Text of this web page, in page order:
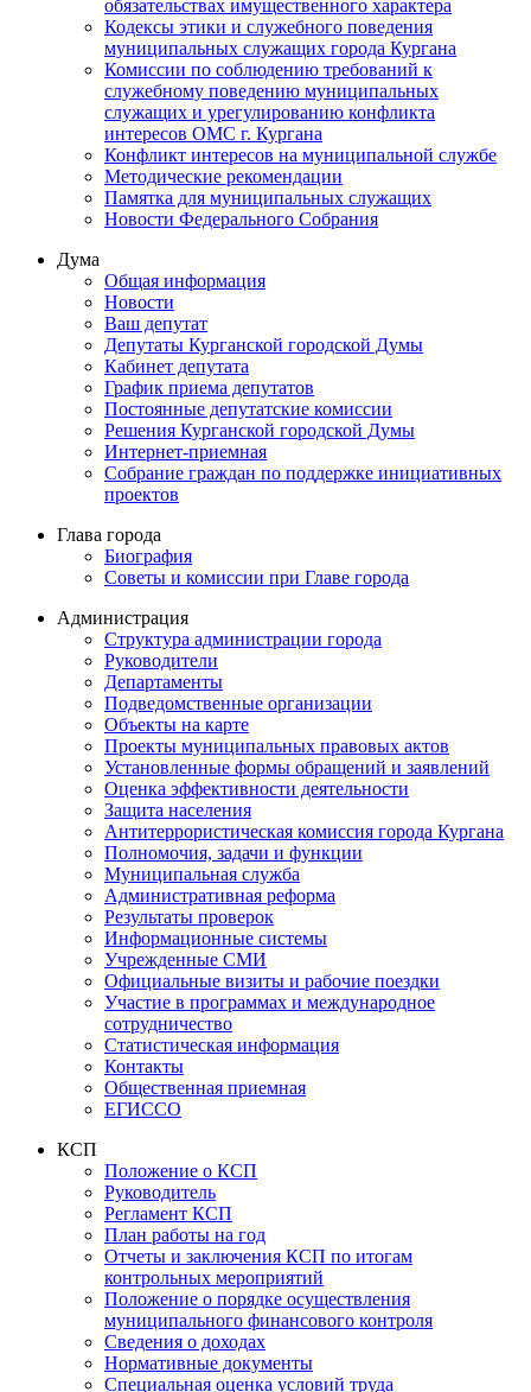
обязательствах имущественного характера
Кодексы этики и служебного поведения
муниципальных служащих города Кургана
Комиссии по соблюдению требований к
служебному поведению муниципальных
служащих и урегулированию конфликта
интересов ОМС г. Кургана
Конфликт интересов на муниципальной службе
Методические рекомендации
Памятка для муниципальных служащих
Новости Федерального Cобрания
Дума
Общая информация
Новости
Ваш депутат
Депутаты Курганской городской Думы
Кабинет депутата
График приема депутатов
Постоянные депутатские комиссии
Решения Курганской городской Думы
Интернет-приемная
Собрание граждан по поддержке инициативных
проектов
Глава города
Биография
Советы и комиссии при Главе города
Администрация
Структура администрации города
Руководители
Департаменты
Подведомственные организации
Объекты на карте
Проекты муниципальных правовых актов
Установленные формы обращений и заявлений
Оценка эффективности деятельности
Защита населения
Антитеррористическая комиссия города Кургана
Полномочия, задачи и функции
Муниципальная служба
Административная реформа
Результаты проверок
Информационные системы
Учрежденные СМИ
Официальные визиты и рабочие поездки
Участие в программах и международное
сотрудничество
Статистическая информация
Контакты
Общественная приемная
ЕГИССО
КСП
Положение о КСП
Руководитель
Регламент КСП
План работы на год
Отчеты и заключения КСП по итогам
контрольных мероприятий
Положение о порядке осуществления
муниципального финансового контроля
Сведения о доходах
Нормативные документы
Специальная оценка условий труда